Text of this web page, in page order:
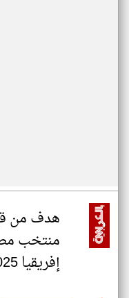
هدف من
منتخب
إفريقيا 2025